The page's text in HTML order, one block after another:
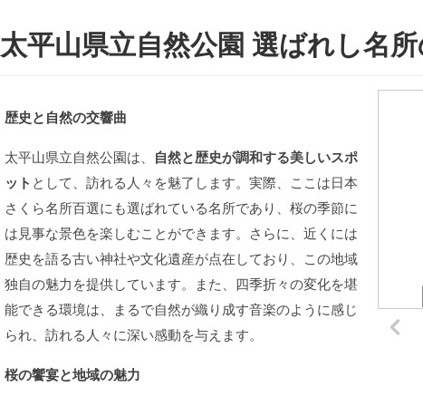
太平山県立自然公園 選ばれし名
歴史と自然の交響曲
太平山県立自然公園は、
自然と歴史が調和する美しいスポ
ット として、訪れる人々を魅了します。実際、ここは日本
さくら名所百選にも選ばれている名所であり、桜の季節に
は見事な景色を楽しむことができます。さらに、近くには
歴史を語る古い神社や文化遺産が点在しており、この地域
独自の魅力を提供しています。また、四季折々の変化を堪
能できる環境は、まるで自然が織り成す音楽のように感じ
られ、訪れる人々に深い感動を与えます。
桜の饗宴と地域の魅力